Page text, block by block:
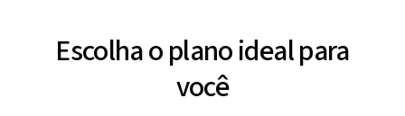
Escolha o plano ideal para
você